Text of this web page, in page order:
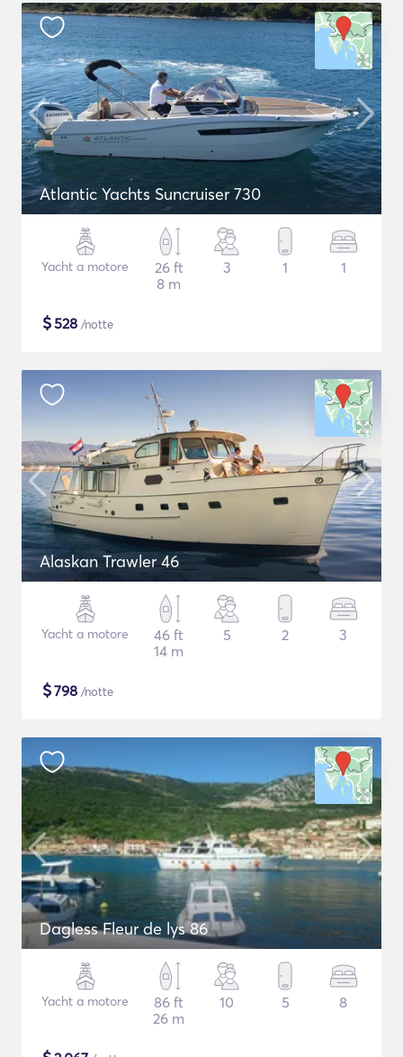
Atlantic Yachts Suncruiser 730
Yacht a motore
26 ft
8 m
3 1 1
$528 /notte
Alaskan Trawler 46
Yacht a motore
46 ft
14 m
5 2 3
$798 /notte
Dagless Fleur de lys 86
Yacht a motore
86 ft
26 m
10 5 8